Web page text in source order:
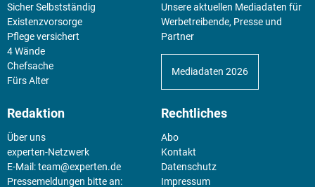
Sicher Selbstständig
Existenz­vorsorge
Pflege versichert
4 Wände
Chefsache
Fürs Alter
Unsere aktuellen Mediadaten für
Werbetreibende, Presse und
Partner
Mediadaten 2026
Redaktion
Über uns
experten-Netzwerk
E-Mail:team@experten.de
Pressemeldungen bitte an:
Rechtliches
Abo
Kontakt
Datenschutz
Impressum